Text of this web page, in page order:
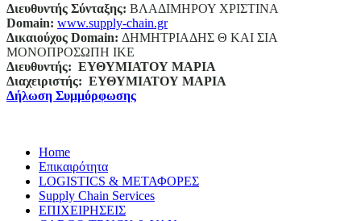
Διευθυντής Σύνταξης: ΒΛΑΔΙΜΗΡΟΥ ΧΡΙΣΤΙΝΑ
Domain: www.supply-chain.gr
Δικαιούχος Domain: ΔΗΜΗΤΡΙΑΔΗΣ Θ ΚΑΙ ΣΙΑ
ΜΟΝΟΠΡΟΣΩΠΗ ΙΚΕ
Διευθυντής: ΕΥΘΥΜΙΑΤΟΥ ΜΑΡΙΑ
Διαχειριστής: ΕΥΘΥΜΙΑΤΟΥ ΜΑΡΙΑ
Δήλωση Συμμόρφωσης
Home
Επικαιρότητα
LOGISTICS & ΜΕΤΑΦΟΡΕΣ
Supply Chain Services
ΕΠΙΧΕΙΡΗΣΕΙΣ